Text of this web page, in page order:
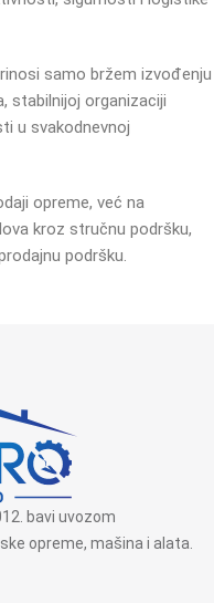
samo bržem izvođenju
stabilnijoj organizaciji
u svakodnevnoj
opreme, već na
kroz stručnu podršku,
podršku.
bavi uvozom
opreme, mašina i alata.